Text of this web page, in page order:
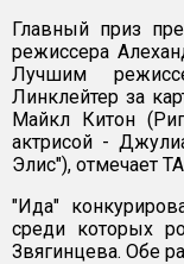
Главный приз
режиссера
Лучшим
Линклейтер за
Майкл Китон
актрисой -
Элис"), отмечает
"Ида"
среди которых
Звягинцева. Обе